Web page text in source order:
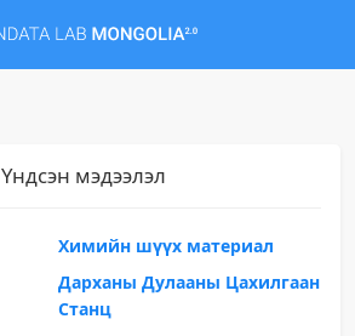
Үндсэн мэдээлэл
Химийн шүүх материал
Дарханы Дулааны Цахилгаан
Станц